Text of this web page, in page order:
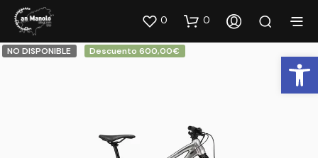
Abrir barra de herramientas
0 0
NO DISPONIBLE Descuento 600,00€